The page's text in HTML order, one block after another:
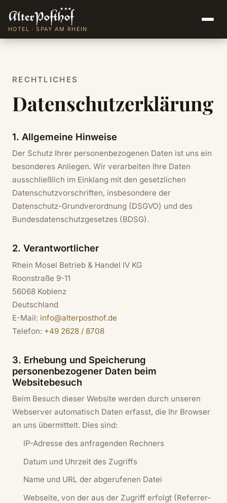
HOTEL · SPAY AM RHEIN
RECHTLICHES
Datenschutzerklärung
1. Allgemeine Hinweise
Der Schutz Ihrer personenbezogenen Daten ist uns ein
besonderes Anliegen. Wir verarbeiten Ihre Daten
ausschließlich im Einklang mit den gesetzlichen
Datenschutzvorschriften, insbesondere der
Datenschutz-Grundverordnung (DSGVO) und des
Bundesdatenschutzgesetzes (BDSG).
2. Verantwortlicher
Rhein Mosel Betrieb & Handel IV KG
Roonstraße 9-11
56068 Koblenz
Deutschland
E-Mail: info@alterposthof.de
Telefon: +49 2628 / 8708
3. Erhebung und Speicherung
personenbezogener Daten beim
Websitebesuch
Beim Besuch dieser Website werden durch unseren
Webserver automatisch Daten erfasst, die Ihr Browser
an uns übermittelt. Dies sind:
IP-Adresse des anfragenden Rechners
Datum und Uhrzeit des Zugriffs
Name und URL der abgerufenen Datei
Webseite, von der aus der Zugriff erfolgt (Referrer-